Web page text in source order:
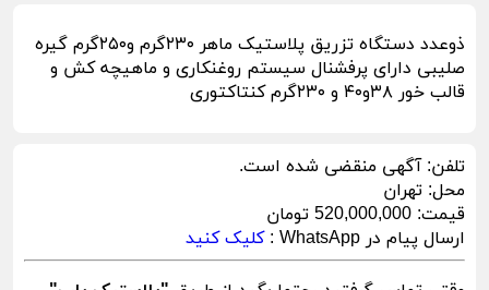
ذوعدد دستگاه تزریق پلاستیک ماهر ۲۳۰گرم و۲۵۰گرم گیره
صلیبی دارای پرفشنال سیستم روغنکاری و ماهیچه کش و
قالب خور ۳۸و۴۰ و ۲۳۰گرم کنتاکتوری
تلفن:آگهی منقضی شده است.
محل: تهران
قیمت: 520,000,000 تومان
ارسال پیام در WhatsApp :
کلیک کنید